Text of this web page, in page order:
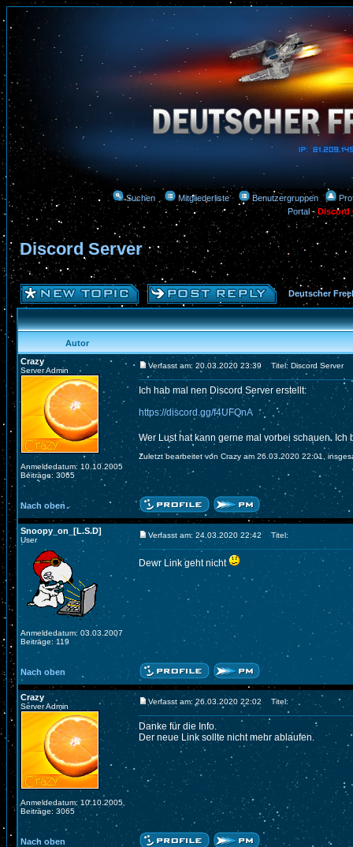
Suchen Mitgliederliste Benutzergruppen
Portal-Discord
Discord Server
Deutscher
Autor
Crazy
Server Admin
Anmeldedatum: 10.10.2005
Beiträge: 3065
Verfasst am: 20.03.2020 23:39 Titel: Discord Server
Ich hab mal nen Discord Server erstellt:
https://discord.gg/f4UFQnA
Wer Lust hat kann gerne mal vorbei schauen.
Zuletzt bearbeitet von Crazy am 26.03.2020 22:01,
Nach oben
Snoopy_on_[L.S.D]
User
Anmeldedatum: 03.03.2007
Beiträge: 119
Verfasst am: 24.03.2020 22:42 Titel:
Dewr Link geht nicht
Nach oben
Crazy
Server Admin
Anmeldedatum: 10.10.2005
Beiträge: 3065
Verfasst am: 26.03.2020 22:02 Titel:
Danke für die Info.
Der neue Link sollte nicht mehr ablaufen.
Nach oben